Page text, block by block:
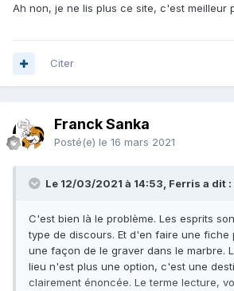
Ah non, je ne lis plus ce site, c'est meilleur
Citer
Franck Sanka
Posté(e) le 16 mars 2021
Le 12/03/2021 à 14:53, Ferris a dit :
C'est bien là le problème. Les esprits
type de discours. Et d'en faire une fiche
une façon de le graver dans le marbre.
lieu n'est plus une option, c'est une
clairement énoncée. Le terme lecture,